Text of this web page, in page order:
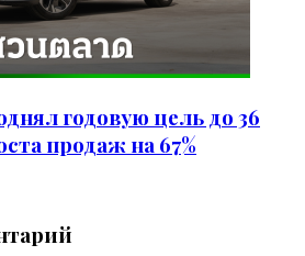
годовую цель до 36
продаж на 67%